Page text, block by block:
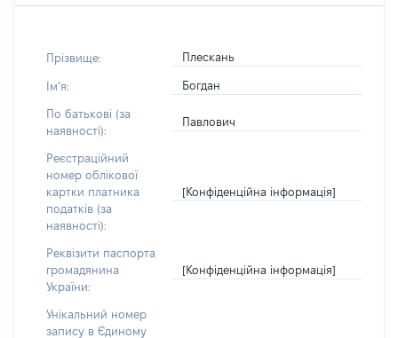
Прізвище: Плескань
Імʼя: Богдан
По батькові (за
наявності):
Павлович
Реєстраційний
номер облікової
картки платника
податків (за
наявності):
[Конфіденційна інформація]
Реквізити паспорта
громадянина
України:
[Конфіденційна інформація]
Унікальний номер
запису в Єдиному